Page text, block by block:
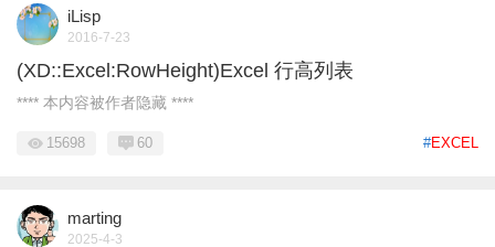
iLisp
2016-7-23
(XD::Excel:RowHeight)Excel 行高列表
**** 本内容被作者隐藏 ****
#EXCEL
15698 60
marting
2025-4-3